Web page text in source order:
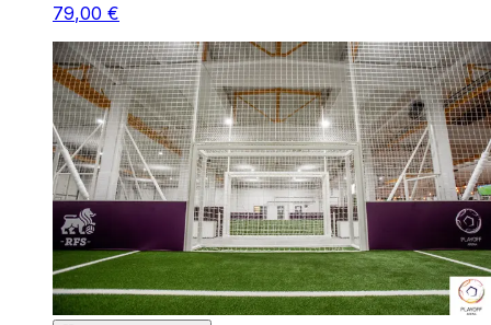
79,00 €